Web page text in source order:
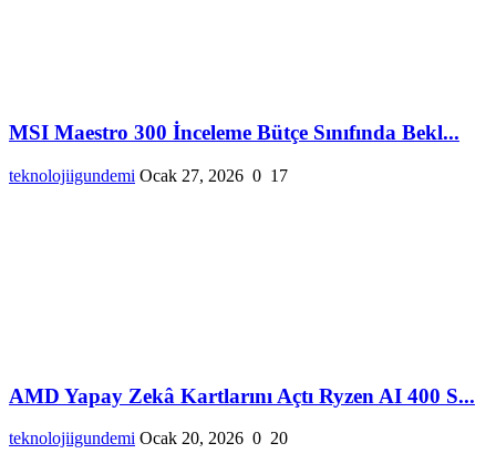
MSI Maestro 300 İnceleme Bütçe Sınıfında Bekl...
teknolojiigundemi Ocak 27, 2026 0 17
AMD Yapay Zekâ Kartlarını Açtı Ryzen AI 400 S...
teknolojiigundemi Ocak 20, 2026 0 20